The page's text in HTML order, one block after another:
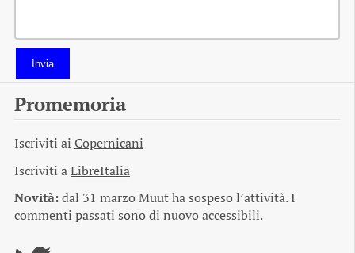
Invia
Promemoria
Iscriviti ai Copernicani
Iscriviti aLibreItalia
Novità:dal 31 marzo Muut ha sospeso l’attività. I
commenti passati sono di nuovo accessibili.